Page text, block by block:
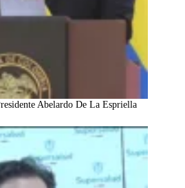
Abelardo De La Espriella